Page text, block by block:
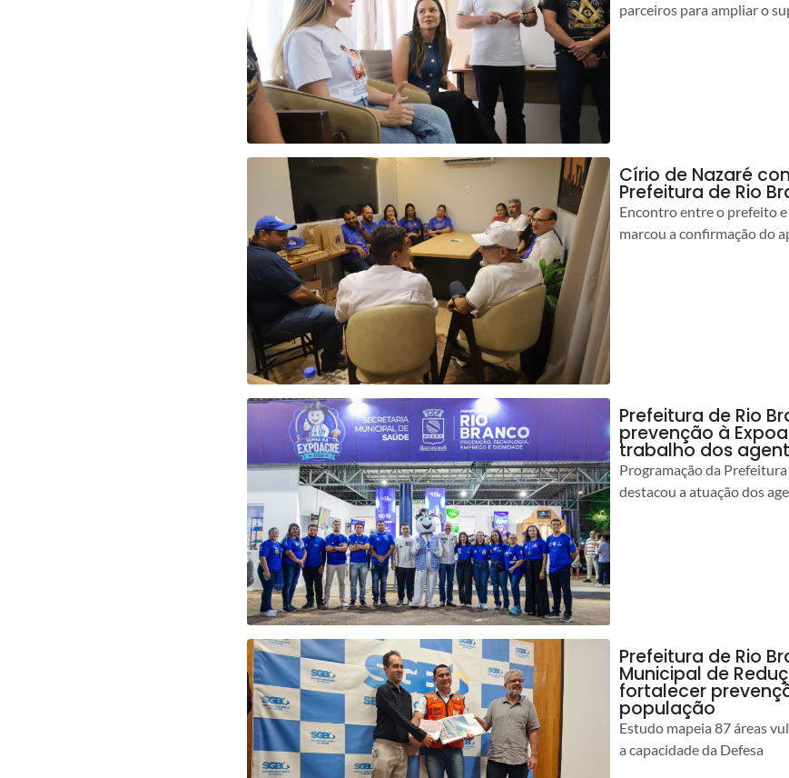
parceiros para ampliar o
Círio de Nazaré
Prefeitura de Rio
Encontro entre o prefeito
marcou a confirmação do
Prefeitura de Rio
prevenção à
trabalho dos
Programação da
destacou a atuação dos
Prefeitura de Rio
Municipal de
fortalecer
população
Estudo mapeia 87 áreas
a capacidade da Defesa